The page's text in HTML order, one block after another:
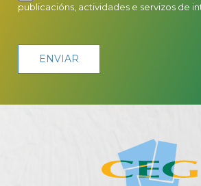
publicacións, actividades e servizos de